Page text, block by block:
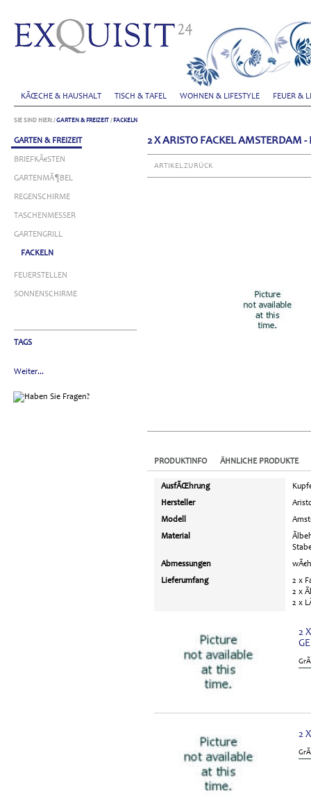
KÃŒCHE & HAUSHALT TISCH & TAFEL WOHNEN & LIFESTYLE FEUER &
SIE SIND HIER: /GARTEN & FREIZEIT / FACKELN
GARTEN & FREIZEIT
BRIEFKÃ€STEN
GARTENMÃ¶BEL
REGENSCHIRME
TASCHENMESSER
GARTENGRILL
FACKELN
FEUERSTELLEN
SONNENSCHIRME
TAGS
Weiter...
2 X ARISTO FACKEL AMSTERDAM -
ARTIKEL ZURÜCK
PRODUKTINFO ÄHNLICHE PRODUKTE
AusfÃŒhrung
Hersteller
Modell
Material
Abmessungen
Lieferumfang
2 x
2 x
2 x
2
2